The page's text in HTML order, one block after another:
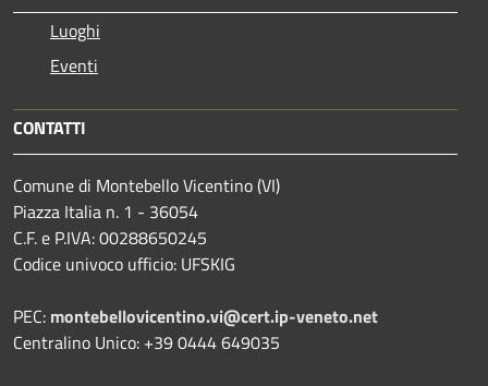
Luoghi
Eventi
CONTATTI
Comune di Montebello Vicentino (VI)
Piazza Italia n. 1 - 36054
C.F. e P.IVA: 00288650245
Codice univoco ufficio: UFSKIG
PEC: montebellovicentino.vi@cert.ip-veneto.net
Centralino Unico: +39 0444 649035